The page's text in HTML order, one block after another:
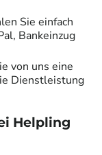
Sie einfach
Bankeinzug
von uns eine
Dienstleistung
Helpling